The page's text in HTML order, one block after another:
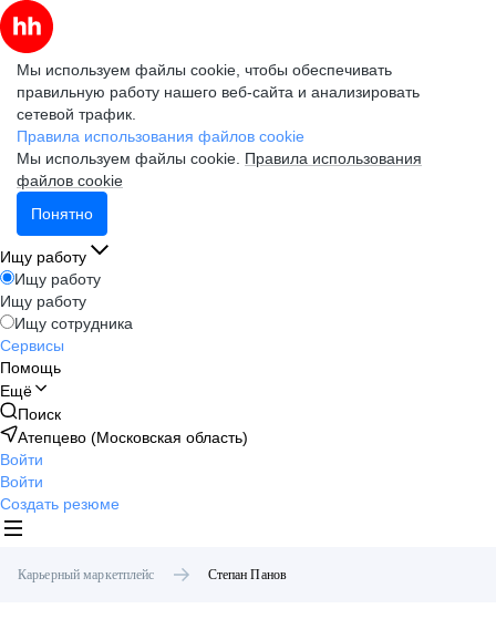
Мы используем файлы cookie, чтобы обеспечивать
правильную работу нашего веб-сайта и анализировать
сетевой трафик.
Правила использования файлов cookie
Мы используем файлы cookie. Правила использования
файлов cookie
Понятно
Ищу работу
Ищу работу
Ищу работу
Ищу сотрудника
Сервисы
Помощь
Ещё
Поиск
Атепцево (Московская область)
Войти
Войти
Создать резюме
Карьерный маркетплейс Степан Панов